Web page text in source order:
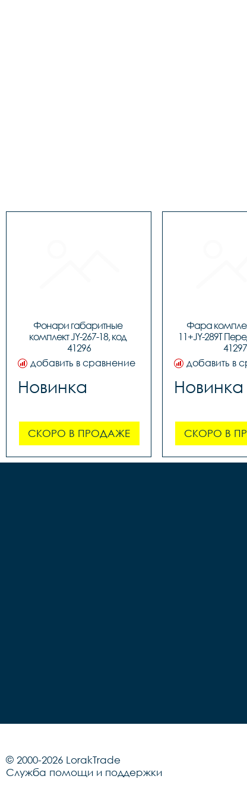
Фонари габаритные
комплект JY-267-18, код
41296
добавить в сравнение
Новинка
СКОРО В ПРОДАЖЕ
Фара
11+JY-289T
41297
добавить в
Новинка
СКОРО В
© 2000-2026 LorakTrade
Служба помощи и поддержки